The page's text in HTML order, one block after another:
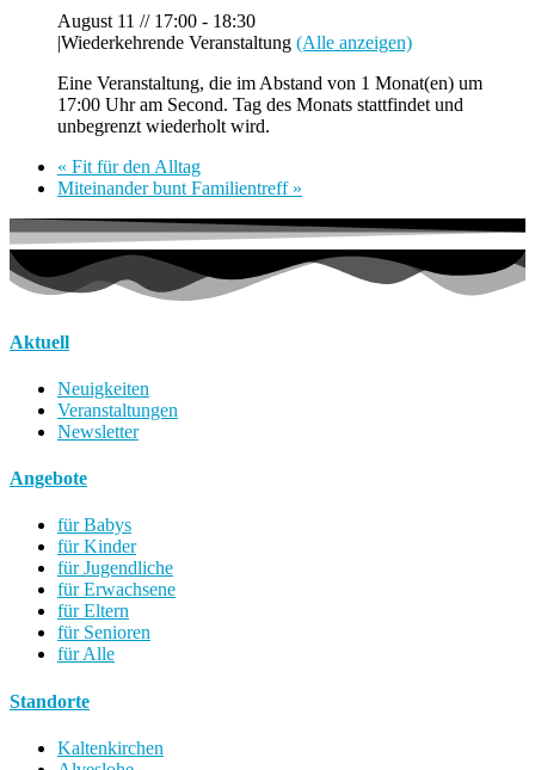
August 11 // 17:00 - 18:30
|Wiederkehrende Veranstaltung (Alle anzeigen)
Eine Veranstaltung, die im Abstand von 1 Monat(en) um
17:00 Uhr am Second. Tag des Monats stattfindet und
unbegrenzt wiederholt wird.
« Fit für den Alltag
Miteinander bunt Familientreff »
Aktuell
Neuigkeiten
Veranstaltungen
Newsletter
Angebote
für Babys
für Kinder
für Jugendliche
für Erwachsene
für Eltern
für Senioren
für Alle
Standorte
Kaltenkirchen